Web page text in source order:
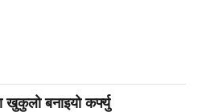
खुकुलो बनाइयो कर्फ्यु